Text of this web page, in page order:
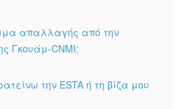
απαλλαγής από την
Γκουάμ-CNMI;
την ESTA ή τη βίζα μου